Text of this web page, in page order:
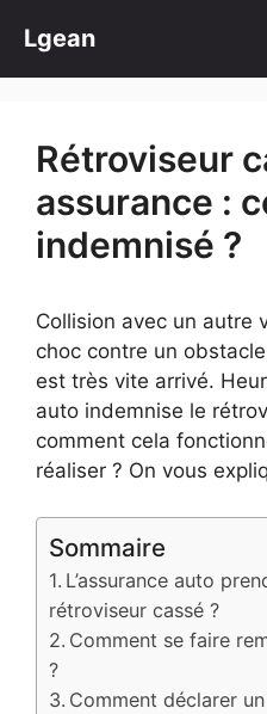
contenu
Lgean
Rétroviseur
assurance :
indemnisé ?
Collision avec un autre
choc contre un
est très vite arrivé.
auto indemnise le
comment cela
réaliser ? On vous
Sommaire
L’assurance auto
rétroviseur cassé ?
Comment se faire
?
Comment déclarer